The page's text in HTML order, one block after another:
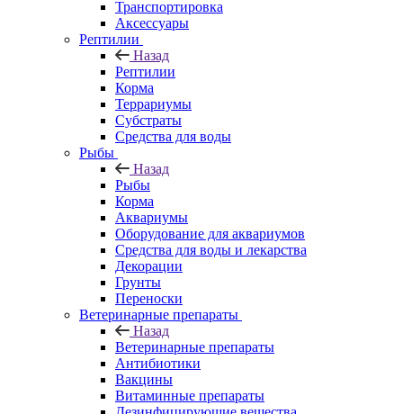
Транспортировка
Аксессуары
Рептилии
Назад
Рептилии
Корма
Террариумы
Субстраты
Средства для воды
Рыбы
Назад
Рыбы
Корма
Аквариумы
Оборудование для аквариумов
Средства для воды и лекарства
Декорации
Грунты
Переноски
Ветеринарные препараты
Назад
Ветеринарные препараты
Антибиотики
Вакцины
Витаминные препараты